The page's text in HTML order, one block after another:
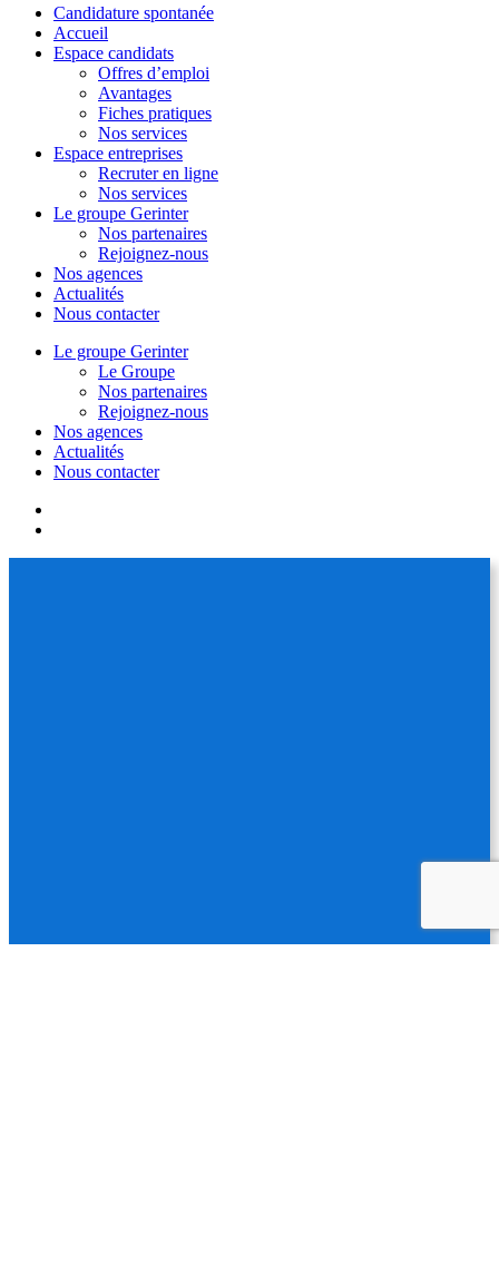
Close
Menu
Candidature spontanée
Accueil
Espace candidats
Offres d’emploi
Avantages
Fiches pratiques
Nos services
Espace entreprises
Recruter en ligne
Nos services
Le groupe Gerinter
Nos partenaires
Rejoignez-nous
Nos agences
Actualités
Nous contacter
Le groupe Gerinter
Le Groupe
Nos partenaires
Rejoignez-nous
Nos agences
Actualités
Nous contacter